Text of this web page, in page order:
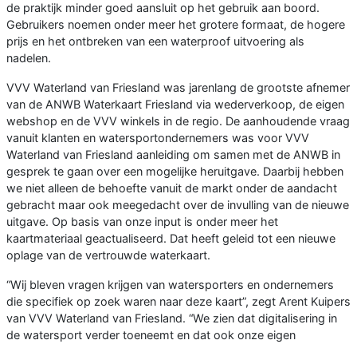
de praktijk minder goed aansluit op het gebruik aan boord.
Gebruikers noemen onder meer het grotere formaat, de hogere
prijs en het ontbreken van een waterproof uitvoering als
nadelen.
VVV Waterland van Friesland was jarenlang de grootste afnemer
van de ANWB Waterkaart Friesland via wederverkoop, de eigen
webshop en de VVV winkels in de regio. De aanhoudende vraag
vanuit klanten en watersportondernemers was voor VVV
Waterland van Friesland aanleiding om samen met de ANWB in
gesprek te gaan over een mogelijke heruitgave. Daarbij hebben
we niet alleen de behoefte vanuit de markt onder de aandacht
gebracht maar ook meegedacht over de invulling van de nieuwe
uitgave. Op basis van onze input is onder meer het
kaartmateriaal geactualiseerd. Dat heeft geleid tot een nieuwe
oplage van de vertrouwde waterkaart.
“Wij bleven vragen krijgen van watersporters en ondernemers
die specifiek op zoek waren naar deze kaart”, zegt Arent Kuipers
van VVV Waterland van Friesland. “We zien dat digitalisering in
de watersport verder toeneemt en dat ook onze eigen